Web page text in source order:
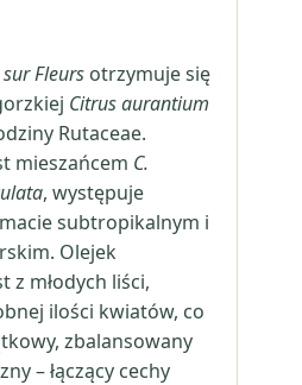
Fleurs otrzymuje się
Citrus aurantium
Rutaceae.
mieszańcem C.
, występuje
subtropikalnym i
Olejek
z młodych liści,
ilości kwiatów, co
zbalansowany
– łączący cechy